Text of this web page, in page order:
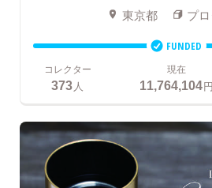
東京都 プ
FUNDED
コレクター
373人
現在
11,764,104円